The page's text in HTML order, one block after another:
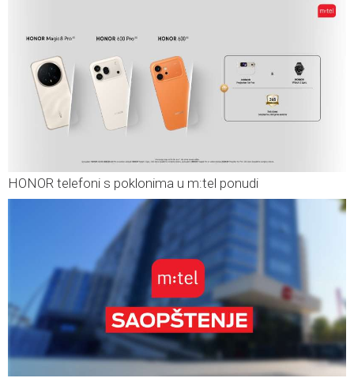
HONOR telefoni s poklonima u m:tel ponudi